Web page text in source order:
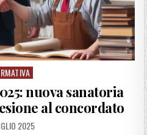
nuova sanatoria
al concordato
2025